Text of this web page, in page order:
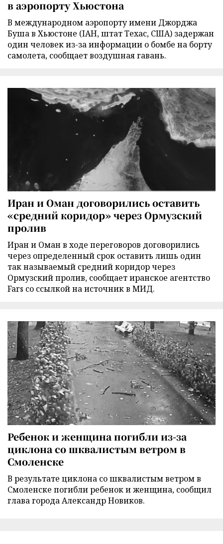
в аэропорту Хьюстона
В международном аэропорту имени Джорджа
Буша в Хьюстоне (IAH, штат Техас, США) задержан
один человек из-за информации о бомбе на борту
самолета, сообщает воздушная гавань.
Иран и Оман договорились оставить
«средний коридор» через Ормузский
пролив
Иран и Оман в ходе переговоров договорились
через определенный срок оставить лишь один
так называемый средний коридор через
Ормузский пролив, сообщает иранское агентство
Fars со ссылкой на источник в МИД.
Ребенок и женщина погибли из-за
циклона со шквалистым ветром в
Смоленске
В результате циклона со шквалистым ветром в
Смоленске погибли ребенок и женщина, сообщил
глава города Александр Новиков.